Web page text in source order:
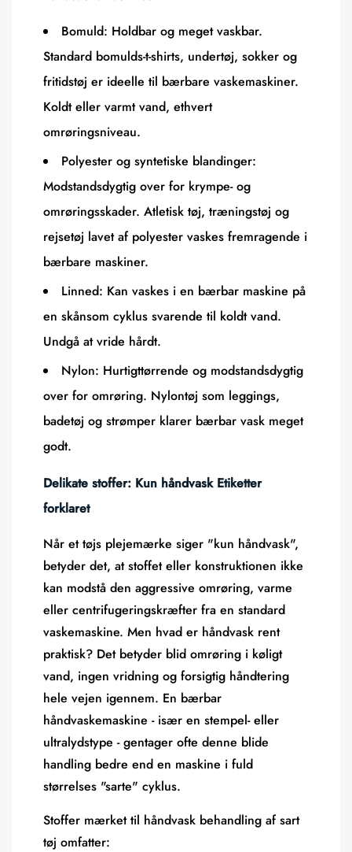
Bomuld: Holdbar og meget vaskbar.
Standard bomulds-t-shirts, undertøj, sokker og
fritidstøj er ideelle til bærbare vaskemaskiner.
Koldt eller varmt vand, ethvert
omrøringsniveau.
Polyester og syntetiske blandinger:
Modstandsdygtig over for krympe- og
omrøringsskader. Atletisk tøj, træningstøj og
rejsetøj lavet af polyester vaskes fremragende i
bærbare maskiner.
Linned: Kan vaskes i en bærbar maskine på
en skånsom cyklus svarende til koldt vand.
Undgå at vride hårdt.
Nylon: Hurtigttørrende og modstandsdygtig
over for omrøring. Nylontøj som leggings,
badetøj og strømper klarer bærbar vask meget
godt.
Delikate stoffer: Kun håndvask Etiketter
forklaret
Når et tøjs plejemærke siger "kun håndvask",
betyder det, at stoffet eller konstruktionen ikke
kan modstå den aggressive omrøring, varme
eller centrifugeringskræfter fra en standard
vaskemaskine. Men hvad er håndvask rent
praktisk? Det betyder blid omrøring i køligt
vand, ingen vridning og forsigtig håndtering
hele vejen igennem. En bærbar
håndvaskemaskine - især en stempel- eller
ultralydstype - gentager ofte denne blide
handling bedre end en maskine i fuld
størrelses "sarte" cyklus.
Stoffer mærket til håndvask behandling af sart
tøj omfatter: